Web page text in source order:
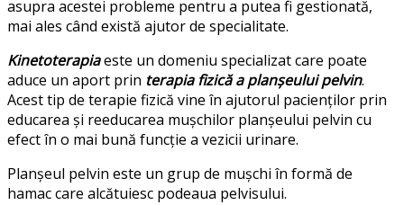
asupra acestei probleme pentru a putea fi gestionată,
mai ales când există ajutor de specialitate.
Kinetoterapiaeste un domeniu specializat care poate
aduce un aport prin terapia fizică a planșeului pelvin.
Acest tip de terapie fizică vine în ajutorul pacienților prin
educarea și reeducarea mușchilor planșeului pelvin cu
efect în o mai bună funcție a vezicii urinare.
Planșeul pelvin este un grup de mușchi în formă de
hamac care alcătuiesc podeaua pelvisului.